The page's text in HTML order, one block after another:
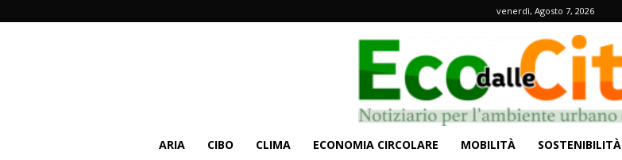
venerdì, Agosto 7, 2026
ARIA CIBO CLIMA ECONOMIA CIRCOLARE MOBILITÀ SOSTENIBILITÀ